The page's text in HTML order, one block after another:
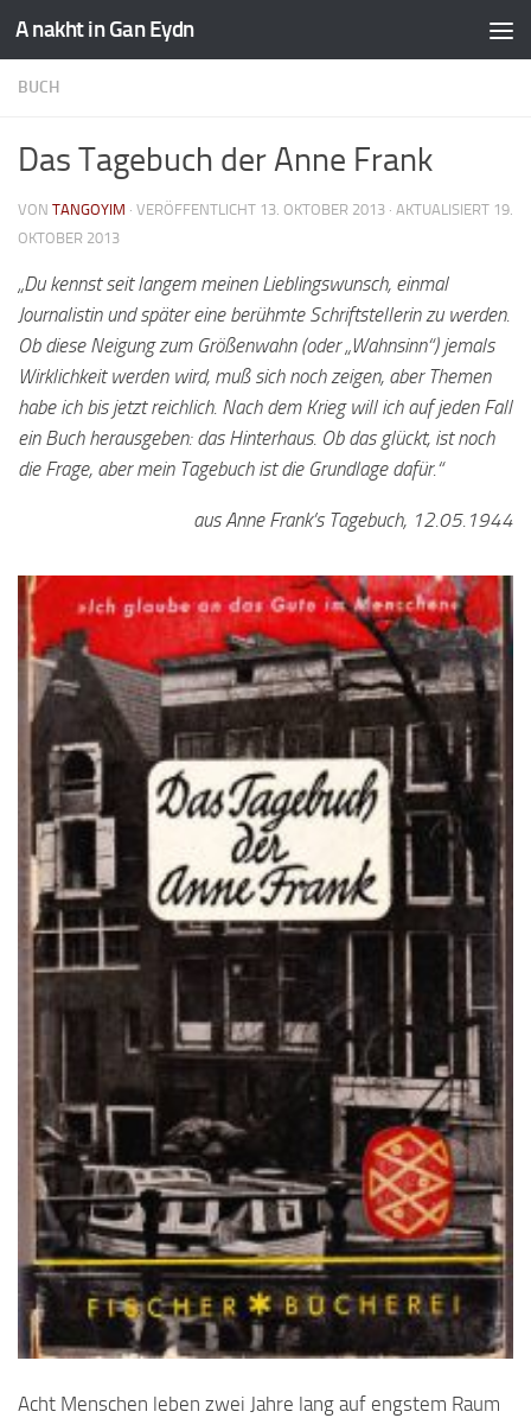
A nakht in Gan Eydn
BUCH
Das Tagebuch der Anne Frank
VON TANGOYIM · VERÖFFENTLICHT 13. OKTOBER 2013 · AKTUALISIERT 19.
OKTOBER 2013
„Du kennst seit langem meinen Lieblingswunsch, einmal
Journalistin und später eine berühmte Schriftstellerin zu werden.
Ob diese Neigung zum Größenwahn (oder „Wahnsinn“) jemals
Wirklichkeit werden wird, muß sich noch zeigen, aber Themen
habe ich bis jetzt reichlich. Nach dem Krieg will ich auf jeden Fall
ein Buch herausgeben: das Hinterhaus. Ob das glückt, ist noch
die Frage, aber mein Tagebuch ist die Grundlage dafür.“
aus Anne Frank’s Tagebuch, 12.05.1944
Acht Menschen leben zwei Jahre lang auf engstem Raum